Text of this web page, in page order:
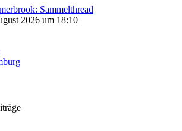
Sammelthread
2026 um 18:10